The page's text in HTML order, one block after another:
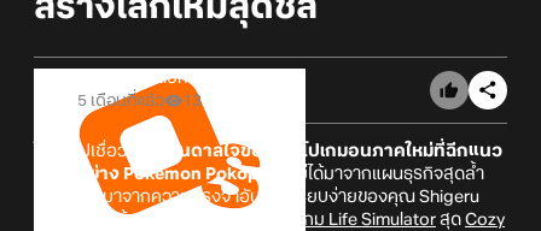
สร้างโลกใหม่สุดชิล
Online Station
5 เดือนที่แล้ว
13
ใครจะไปเชื่อว่า
แรงบันดาลใจของเกมโปเกมอนภาคใหม่ที่ฉีกแนว
สุด ๆ อย่าง Pokémon Pokopia
จะไม่ได้มาจากแผนธุรกิจสุดล้ำ
แต่มันเริ่มมาจากความทรงจำอันแสนเรียบง่ายของคุณ Shigeru
Ohmori ผู้สร้าง Pokémon Pokopia
เกม Life Simulator สุด Cozy